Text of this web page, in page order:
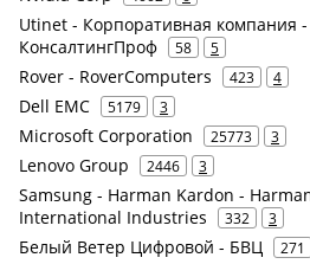
Utinet - Корпоративная компания
КонсалтингПроф
58 5
Rover - RoverComputers 423 4
Dell EMC 5179 3
Microsoft Corporation 25773 3
Lenovo Group 2446 3
Samsung - Harman Kardon -
International Industries
332 3
Белый Ветер Цифровой - БВЦ 271